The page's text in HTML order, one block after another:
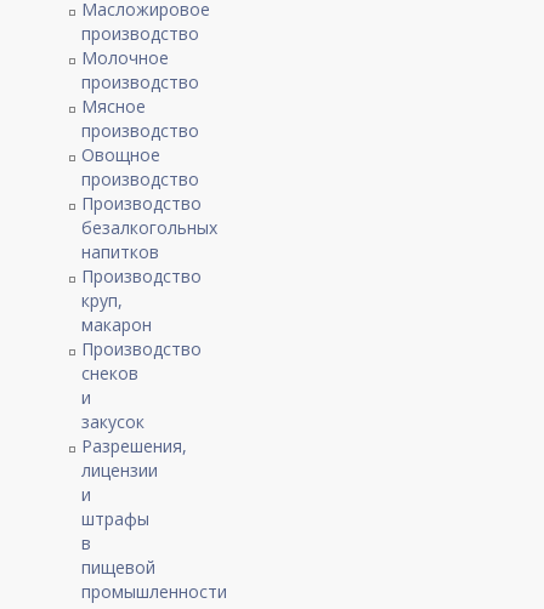
Масложировое
производство
Молочное
производство
Мясное
производство
Овощное
производство
Производство
безалкогольных
напитков
Производство
круп,
макарон
Производство
снеков
и
закусок
Разрешения,
лицензии
и
штрафы
в
пищевой
промышленности